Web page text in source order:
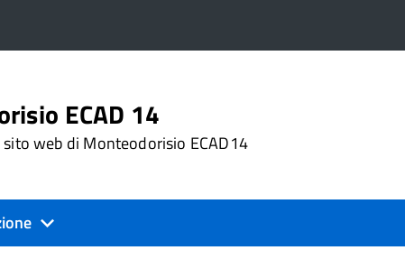
ECAD 14
web di Monteodorisio ECAD14